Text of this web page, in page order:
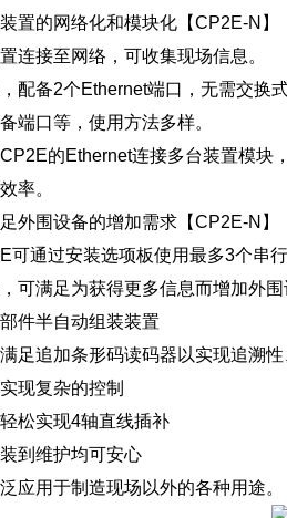
置的网络化和模块化【CP2E-N】
连接至网络，可收集现场信息。
配备2个Ethernet端口，无需交换
端口等，使用方法多样。
的Ethernet连接多台装置模块
率。
外围设备的增加需求【CP2E-N】
可通过安装选项板使用最多3个串行
可满足为获得更多信息而增加外围
件半自动组装装置
足追加条形码读码器以实现追溯
现复杂的控制
松实现4轴直线插补
到维护均可安心
应用于制造现场以外的各种用途。